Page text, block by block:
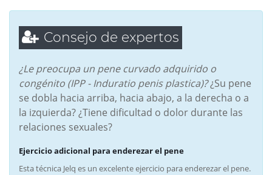
Consejo de expertos
¿Le preocupa un pene curvado adquirido o
congénito (IPP - Induratio penis plastica)?¿Su pene
se dobla hacia arriba, hacia abajo, a la derecha o a
la izquierda? ¿Tiene dificultad o dolor durante las
relaciones sexuales?
Ejercicio adicional para enderezar el pene
Esta técnica Jelq es un excelente ejercicio para enderezar el pene.